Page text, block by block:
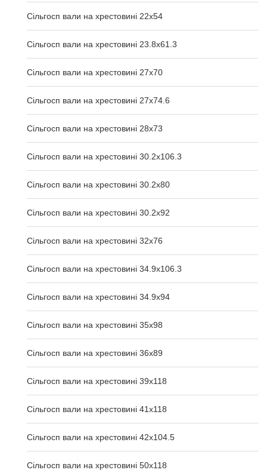
Сільгосп вали на хрестовині 22х54
Сільгосп вали на хрестовині 23.8х61.3
Сільгосп вали на хрестовині 27х70
Сільгосп вали на хрестовині 27х74.6
Сільгосп вали на хрестовині 28х73
Сільгосп вали на хрестовині 30.2x106.3
Сільгосп вали на хрестовині 30.2x80
Сільгосп вали на хрестовині 30.2x92
Сільгосп вали на хрестовині 32x76
Сільгосп вали на хрестовині 34.9x106.3
Сільгосп вали на хрестовині 34.9x94
Сільгосп вали на хрестовині 35x98
Сільгосп вали на хрестовині 36x89
Сільгосп вали на хрестовині 39x118
Сільгосп вали на хрестовині 41x118
Сільгосп вали на хрестовині 42x104.5
Сільгосп вали на хрестовині 50x118